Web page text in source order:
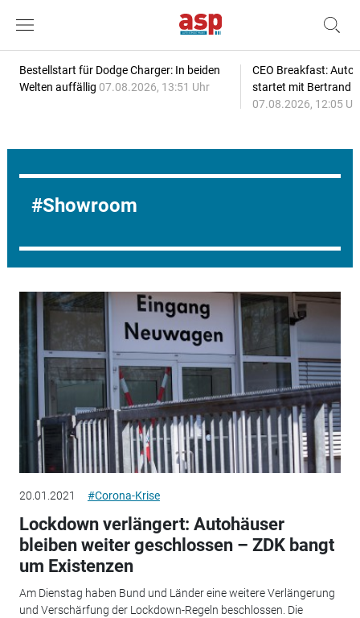
Bestellstart für Dodge Charger: In beiden
Welten auffällig 07.08.2026, 13:51 Uhr
CEO Breakfast:
startet mit Bertrand
07.08.2026, 12:05
Showroom
20.01.2021 #Corona-Krise
Lockdown verlängert: Autohäuser
bleiben weiter geschlossen – ZDK bangt
um Existenzen
Am Dienstag haben Bund und Länder eine weitere Verlängerung
und Verschärfung der Lockdown-Regeln beschlossen. Die